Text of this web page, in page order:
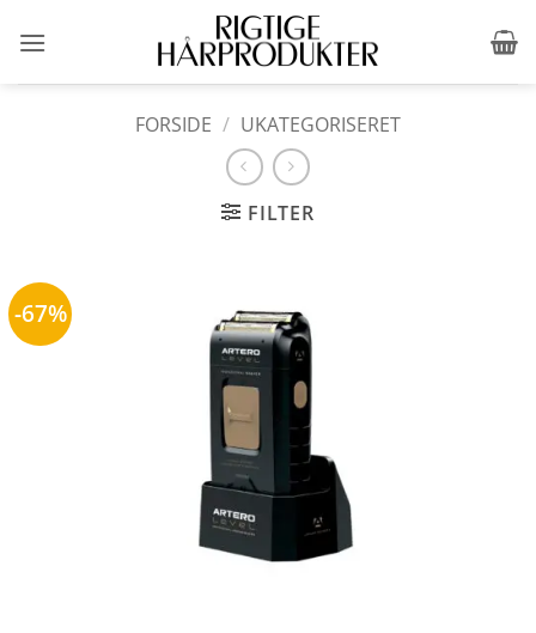
FORSIDE / UKATEGORISERET
FILTER
-67%